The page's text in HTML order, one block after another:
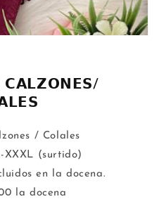
/ Colales
XXXL (surtido)
en la docena.
la docena